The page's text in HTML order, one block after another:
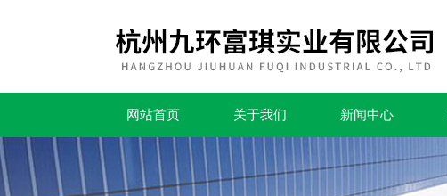
网站首页 关于我们 新闻中心